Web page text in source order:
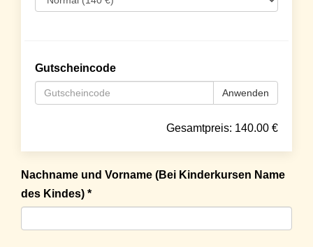
Gutscheincode
Anwenden
Gesamtpreis: 140.00 €
Nachname und Vorname (Bei Kinderkursen Name
des Kindes) *